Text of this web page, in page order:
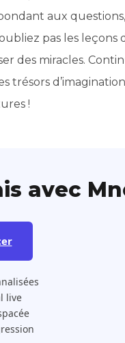
aux
pas les leçons
des miracles.
!
avec
live